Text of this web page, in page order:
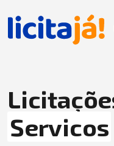
Servicos